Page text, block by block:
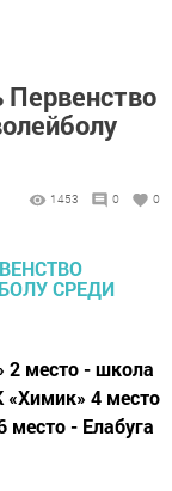
1453 0 0
2 место - школа
4 место
- Елабуга